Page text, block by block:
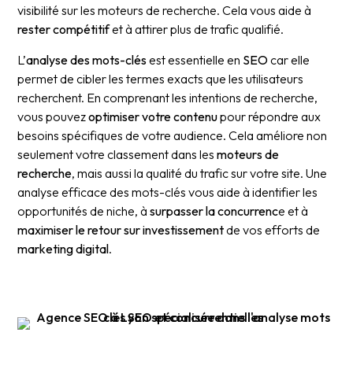
visibilité sur les moteurs de recherche. Cela vous aide à
rester compétitifet à attirer plus de trafic qualifié.
L’analyse des mots-clésest essentielle en SEOcar elle
permet de cibler les termes exacts que les utilisateurs
recherchent. En comprenant les intentions de recherche,
vous pouvezoptimiser votre contenupour répondre aux
besoins spécifiques de votre audience. Cela améliore non
seulement votre classement dans lesmoteurs de
recherche, mais aussi la qualité du trafic sur votre site. Une
analyse efficace des mots-clés vous aide à identifier les
opportunités de niche, àsurpasser la concurrence et à
maximiser le retour sur investissementde vos efforts de
marketing digital.